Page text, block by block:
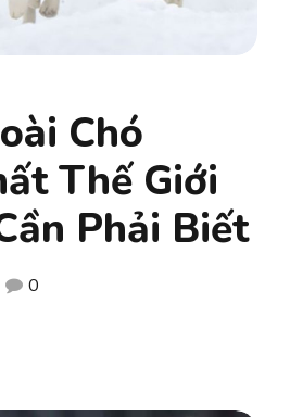
Chó
Thế Giới
Phải Biết
0